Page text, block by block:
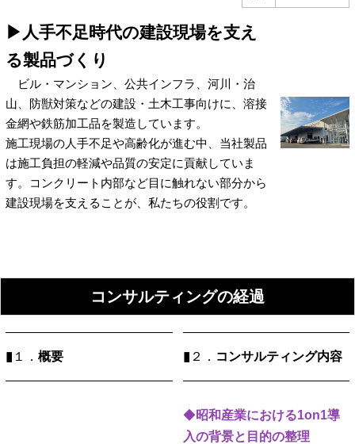
▶人手不足時代の建設現場を支え
る製品づくり
ビル・マンション、公共インフラ、河川・治
山、防獣対策などの建設・土木工事向けに、溶接
金網や鉄筋加工品を製造しています。
施工現場の人手不足や高齢化が進む中、当社製品
は施工負担の軽減や品質の安定に貢献していま
す。コンクリート内部など目に触れない部分から
建設現場を支えることが、私たちの役割です。
コンサルティングの経過
▮ １． 概要 ▮ ２． コンサルティング内容
◆昭和産業における1on1導
入の背景と目的の整理